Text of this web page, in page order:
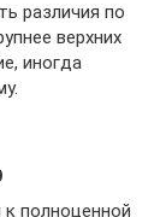
различия по
верхних
иногда
к полноценной